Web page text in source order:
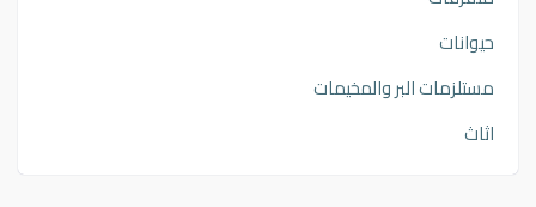
حيوانات
مستلزمات البر والمخيمات
اثاث